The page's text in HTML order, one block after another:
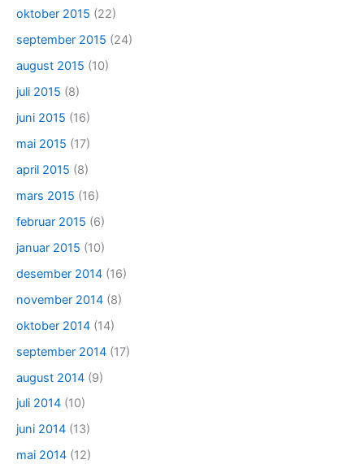
oktober 2015 (22)
september 2015 (24)
august 2015 (10)
juli 2015 (8)
juni 2015 (16)
mai 2015 (17)
april 2015 (8)
mars 2015 (16)
februar 2015 (6)
januar 2015 (10)
desember 2014 (16)
november 2014 (8)
oktober 2014 (14)
september 2014 (17)
august 2014 (9)
juli 2014 (10)
juni 2014 (13)
mai 2014 (12)